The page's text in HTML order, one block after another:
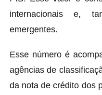
internacionais e,
emergentes.
Esse número é
agências de
da nota de crédito dos